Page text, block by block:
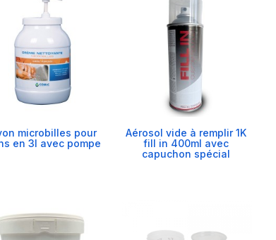
microbilles pour
en 3l avec pompe
Aérosol vide à remplir 1K
fill in 400ml avec
capuchon spécial